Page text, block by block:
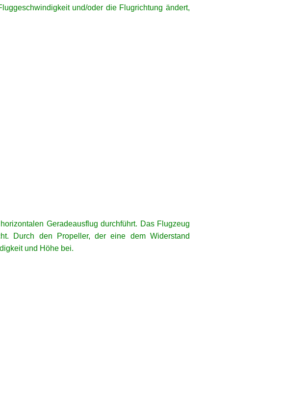
und/oder die Flugrichtung ändert,
Geradeausflug durchführt. Das Flugzeug
Durch den Propeller, der eine dem Widerstand
und Höhe bei.